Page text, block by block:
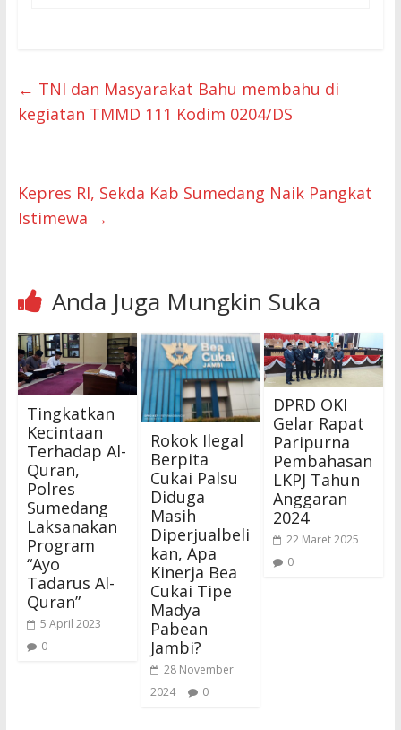
← TNI dan Masyarakat Bahu membahu di
kegiatan TMMD 111 Kodim 0204/DS
Kepres RI, Sekda Kab Sumedang Naik Pangkat
Istimewa →
Anda Juga Mungkin Suka
Tingkatkan
Kecintaan
Terhadap Al-
Quran,
Polres
Sumedang
Laksanakan
Program
“Ayo
Tadarus Al-
Quran”
5 April 2023
0
Rokok Ilegal
Berpita
Cukai Palsu
Diduga
Masih
Diperjualbeli
kan, Apa
Kinerja Bea
Cukai Tipe
Madya
Pabean
Jambi?
28 November
2024
0
DPRD OKI
Gelar Rapat
Paripurna
Pembahasan
LKPJ Tahun
Anggaran
2024
22 Maret 2025
0